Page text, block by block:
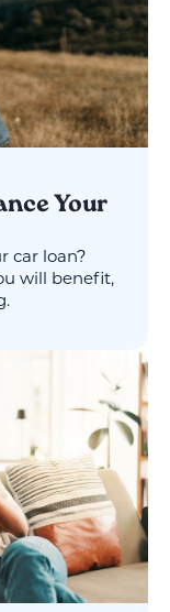
Your
car loan?
will benefit,